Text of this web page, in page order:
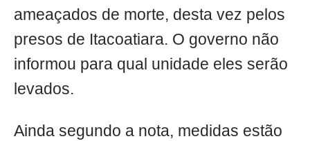
ameaçados de morte, desta vez pelos
presos de Itacoatiara. O governo não
informou para qual unidade eles serão
levados.
Ainda segundo a nota, medidas estão